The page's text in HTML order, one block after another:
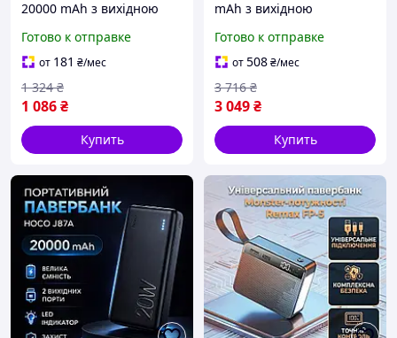
20000 mAh з вихідною
Портативна батарея зі
швидкісним
заряджанням для
смартфона
Готово к отправке
от 181 ₴/мес
1 086₴
1 324 ₴
Купить
mAh з вихідною
Портативна батарея з
швидким заряджанням,
Потужний повербанк для
смартфона
Готово к отправке
от508₴/мес
3 049₴
3 716 ₴
Купить